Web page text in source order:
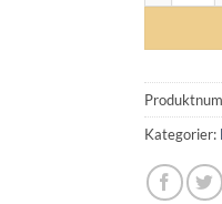
Kategorier: